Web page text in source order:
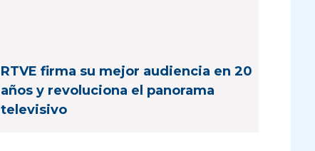
RTVE firma su mejor audiencia en 20
años y revoluciona el panorama
televisivo